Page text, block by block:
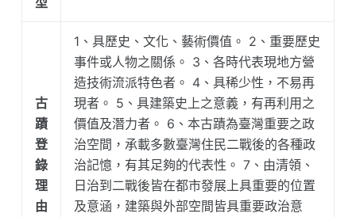
古
蹟
登
錄
理
由
1、具歷史、文化、藝術價值。 2、重要歷史
事件或人物之關係。 3、各時代表現地方營
造技術流派特色者。 4、具稀少性，不易再
現者。 5、具建築史上之意義，有再利用之
價值及潛力者。 6、本古蹟為臺灣重要之政
治空間，承載多數臺灣住民二戰後的各種政
治記憶，有其足夠的代表性。 7、由清領、
日治到二戰後皆在都市發展上具重要的位置
及意涵，建築與外部空間皆具重要政治意